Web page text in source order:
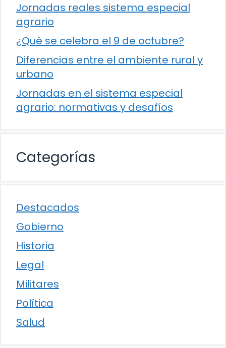
Jornadas reales sistema especial
agrario
¿Qué se celebra el 9 de octubre?
Diferencias entre el ambiente rural y
urbano
Jornadas en el sistema especial
agrario: normativas y desafíos
Categorías
Destacados
Gobierno
Historia
Legal
Militares
Política
Salud